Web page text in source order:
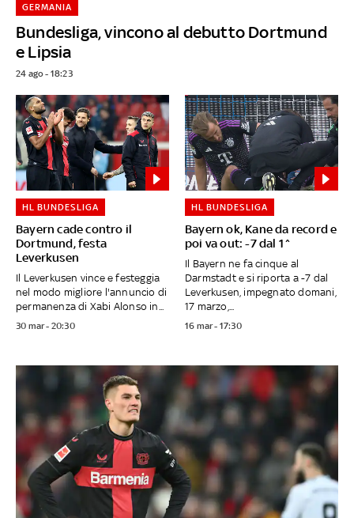
Bundesliga, vincono al debutto Dortmund
e Lipsia
GERMANIA
24 ago - 18:23
Bayern cade contro il
Dortmund, festa
Leverkusen
HL BUNDESLIGA
Il Leverkusen vince e festeggia
nel modo migliore l'annuncio di
permanenza di Xabi Alonso in...
30 mar - 20:30
Bayern ok, Kane da record e
poi va out: -7 dal 1^
HL BUNDESLIGA
Il Bayern ne fa cinque al
Darmstadt e si riporta a -7 dal
Leverkusen, impegnato domani,
17 marzo,...
16 mar - 17:30